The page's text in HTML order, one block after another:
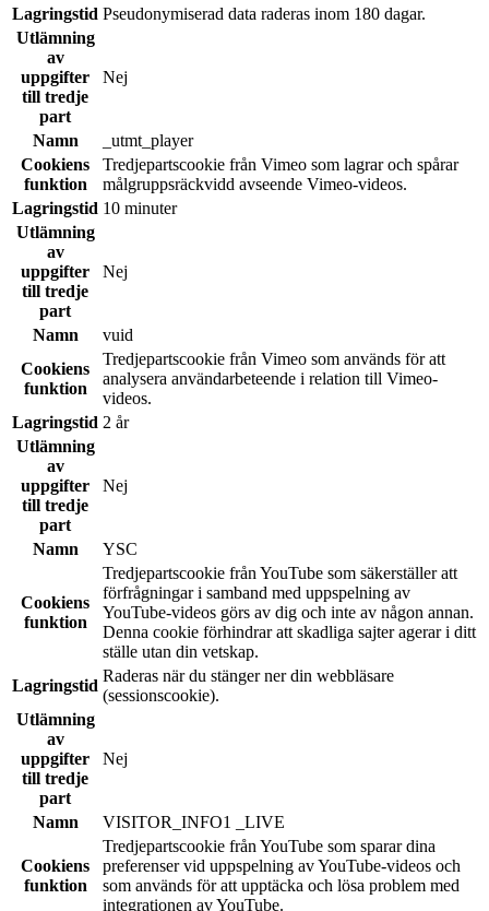
Lagringstid Pseudonymiserad data raderas inom 180 dagar.
Utlämning
av
uppgifter
till tredje
part
Nej
Namn
_utmt_player
Cookiens
funktion
Tredjepartscookie från Vimeo som lagrar och spårar
målgruppsräckvidd avseende Vimeo-videos.
Lagringstid 10 minuter
Utlämning
av
uppgifter
till tredje
part
Nej
Namn
vuid
Cookiens
funktion
Tredjepartscookie från Vimeo som används för att
analysera användarbeteende i relation till Vimeo-
videos.
Lagringstid 2 år
Utlämning
av
uppgifter
till tredje
part
Nej
Namn YSC
Cookiens
funktion
Tredjepartscookie från YouTube som säkerställer att
förfrågningar i samband med uppspelning av
YouTube-videos görs av dig och inte av någon annan.
Denna cookie förhindrar att skadliga sajter agerar i ditt
ställe utan din vetskap.
Lagringstid
Raderas när du stänger ner din webbläsare
(sessionscookie).
Utlämning
av
uppgifter
till tredje
part
Nej
Namn VISITOR_INFO1 _LIVE
Cookiens
funktion
Tredjepartscookie från YouTube som sparar dina
preferenser vid uppspelning av YouTube-videos och
som används för att upptäcka och lösa problem med
integrationen av YouTube.